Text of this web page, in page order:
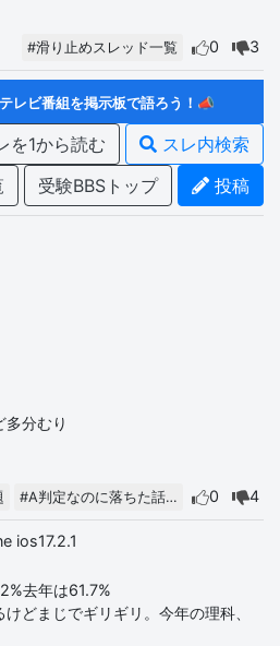
#滑り止めスレッド一覧 0 3
レビ番組を掲示板で語ろう！📣
を1から読む
スレ内検索
受験BBSトップ 投稿
分むり
#A判定なのに落ちた話… 0 4
ios17.2.1
去年は61.7%
どまじでギリギリ。今年の理科、